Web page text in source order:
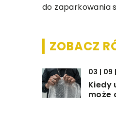
do zaparkowania
ZOBACZ
03 | 09
Kiedy
może